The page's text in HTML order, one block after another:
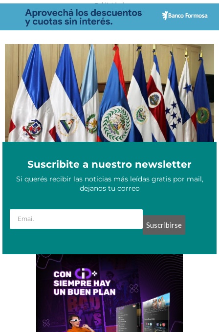
- Publicidad -
Cumbre SICA: mandatarios de centroamérica discutirán sobre la
migración, recuperación económica y pandemia
Junio 10, 2021
Suscribite a nuestro newsletter
Si querés recibir las noticias más leídas gratis por mail,
dejanos tu correo
Suscribirse